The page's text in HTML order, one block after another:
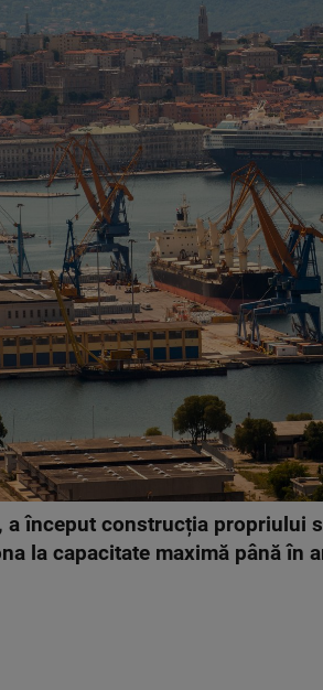
a început construcția propriului
la capacitate maximă până în